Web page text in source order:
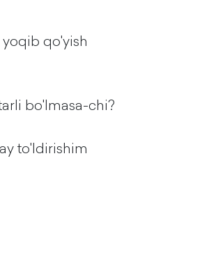
qo'yish
bo'lmasa-chi?
to'ldirishim